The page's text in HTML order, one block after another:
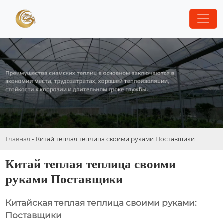
Главная - Китай теплая теплица своими руками Поставщики
Китай теплая теплица своими
руками Поставщики
Китайская теплая теплица своими руками:
Поставщики